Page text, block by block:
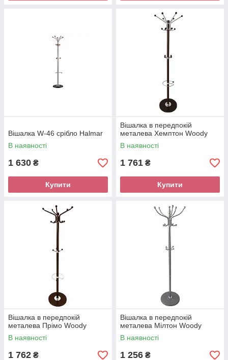
Вішалка W-46 срібло Halmar
В наявності
1 630 ₴
Купити
Вішалка в передпокій
металева Хемптон Woody
В наявності
1 761 ₴
Купити
Вішалка в передпокій
металева Прімо Woody
В наявності
1 762 ₴
Вішалка в передпокій
металева Мілтон Woody
В наявності
1 256 ₴